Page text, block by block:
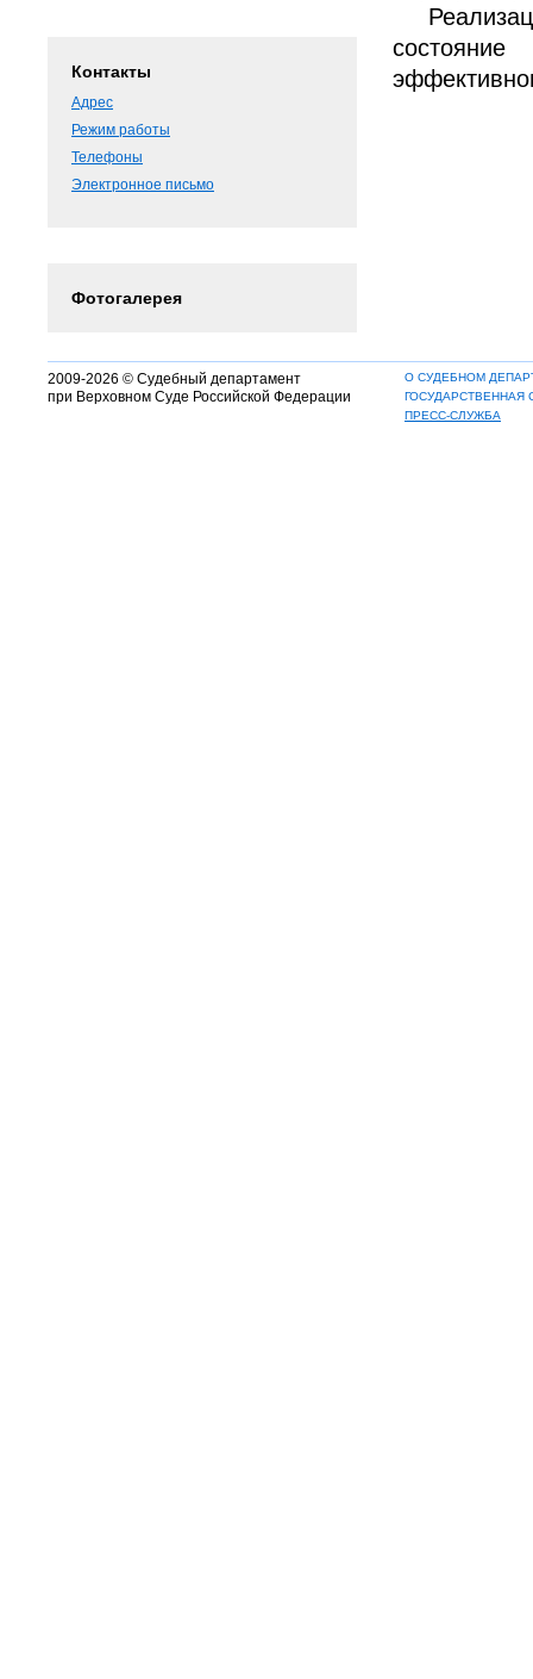
Контакты
Адрес
Режим работы
Телефоны
Электронное письмо
Фотогалерея
2009-2026 © Судебный департамент
при Верховном Суде Российской Федерации
О СУДЕБНОМ
ГОСУДАРСТВЕННАЯ
ПРЕСС-СЛУЖБА